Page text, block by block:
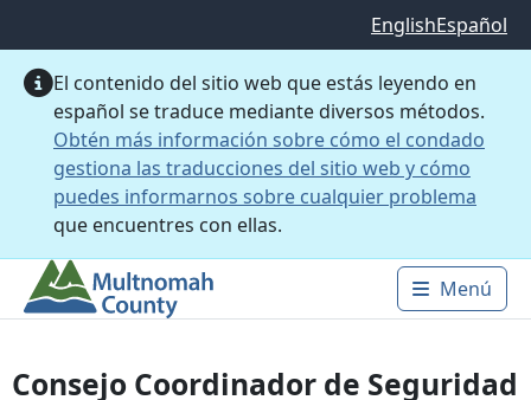
EnglishEspañol
El contenido del sitio web que estás leyendo en
español se traduce mediante diversos métodos.
Obtén más información sobre cómo el condado
gestiona las traducciones del sitio web y cómo
puedes informarnos sobre cualquier problema
que encuentres con ellas.
Main
Menú
Consejo Coordinador de Seguridad